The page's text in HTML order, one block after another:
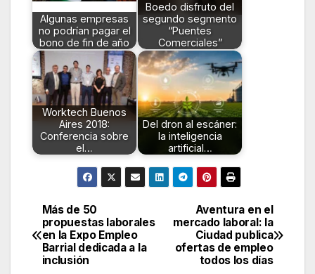
Algunas empresas
no podrían pagar el
bono de fin de año
Boedo disfruto del
segundo segmento
“Puentes
Comerciales”
Worktech Buenos
Aires 2018:
Conferencia sobre
el…
Del dron al escáner:
la inteligencia
artificial…
Navegación
de
Aventura en el
mercado laboral: la
Ciudad publica
ofertas de empleo
todos los días
Más de 50
propuestas laborales
en la Expo Empleo
Barrial dedicada a la
inclusión